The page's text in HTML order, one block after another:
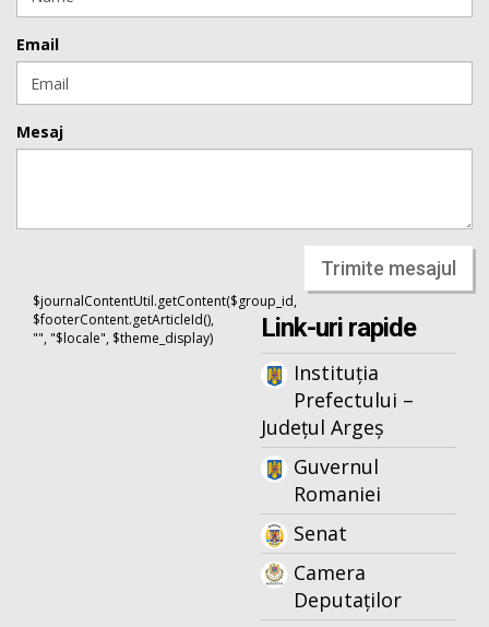
Email
Mesaj
Trimite mesajul
$journalContentUtil.getContent($group_id,
$footerContent.getArticleId(),
"", "$locale", $theme_display)
Link-uri rapide
Instituția
Prefectului –
Județul Argeș
Guvernul
Romaniei
Senat
Camera
Deputaților